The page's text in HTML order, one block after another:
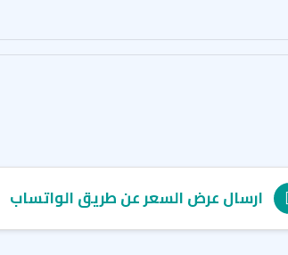
ارسال عرض السعر عن طريق الواتساب